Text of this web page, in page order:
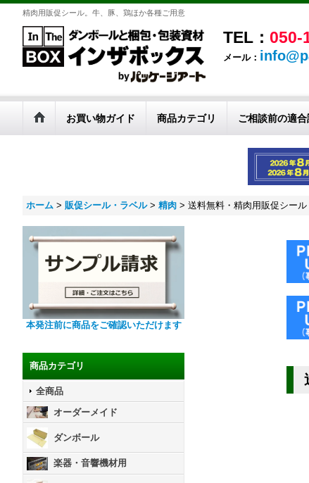
精肉用販促シール。牛、豚、鶏ほか各種ご用意
TEL： 050-
メール：
お買い物ガイド 商品カテゴリ ご相談前の適
ホーム > 販促シール・ラベル > 精肉 > 送料無料・精肉用販促シール
本発注前に商品をご確認いただけます
商品カテゴリ
全商品
オーダーメイド
ダンボール
楽器・音響機材用